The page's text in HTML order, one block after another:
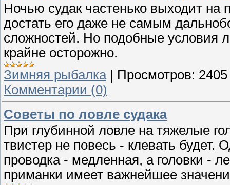
Ночью судак частенько выходит
достать его даже не самым
сложностей. Но подобные условия
крайне осторожно.
Зимняя рыбалка| Просмотров: 2405
Комментарии (0)
Советы по ловле судака
При глубинной ловле на тяжелые
твистер не повесь - клевать будет.
проводка - медленная, а головки -
приманки имеет важнейшее